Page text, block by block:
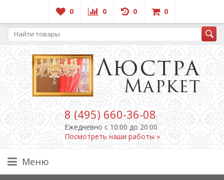
0 0 0 0
8 (495) 660-36-08
Ежедневно c 10:00 до 20:00
Посмотреть наши работы »
Меню